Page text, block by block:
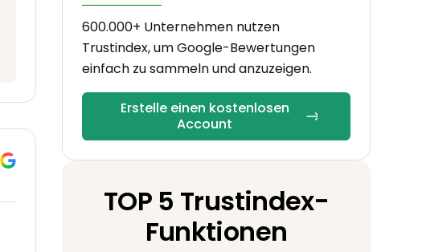
600.000+ Unternehmen nutzen
Trustindex, um Google-Bewertungen
einfach zu sammeln und anzuzeigen.
Erstelle einen kostenlosen
Account
TOP 5 Trustindex-
Funktionen